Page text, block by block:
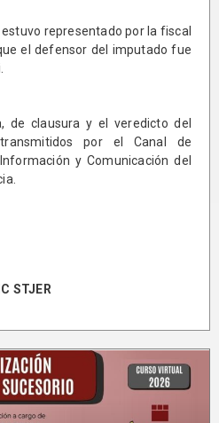
representado por la fiscal
el defensor del imputado fue
de clausura y el veredicto del
por el Canal de
y Comunicación del
STJER